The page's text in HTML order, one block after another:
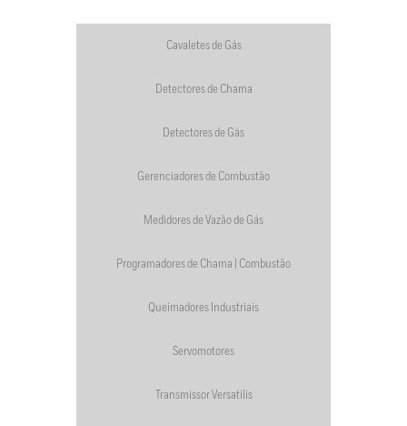
Cavaletes de Gás
Detectores de Chama
Detectores de Gás
Gerenciadores de Combustão
Medidores de Vazão de Gás
Programadores de Chama | Combustão
Queimadores Industriais
Servomotores
Transmissor Versatilis